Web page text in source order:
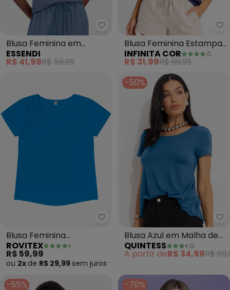
Essendi - Blusa Feminina em
Blusa Feminina em
Ribana Canelada (Azul)
ESSENDI
R$ 41,99R$ 59,99
Blusa Feminina Estampa
e Costa Maior (Azul)
INFINITA COR
R$ 31,99R$ 99,99
Rovitex - Blusa Feminina
Blusa Feminina
Viscotorcion com Bolso
(Azul)
ROVITEX
R$ 59,99
ou 2x de R$ 29,99 sem juros
-50%
Blusa Azul em Malha de
Viscose
QUINTESS
A partir deR$ 34,99R$
-55% -70%